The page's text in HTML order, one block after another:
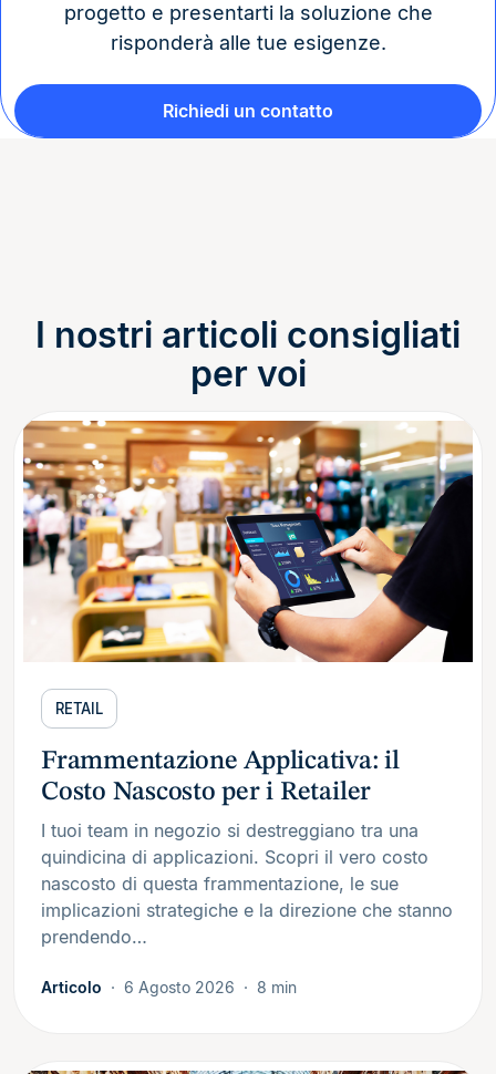
progetto e presentarti la soluzione che
risponderà alle tue esigenze.
Richiedi un contatto
I nostri articoli consigliati
per voi
RETAIL
Frammentazione Applicativa: il
Costo Nascosto per i Retailer
I tuoi team in negozio si destreggiano tra una
quindicina di applicazioni. Scopri il vero costo
nascosto di questa frammentazione, le sue
implicazioni strategiche e la direzione che stanno
prendendo…
Articolo 6 Agosto 2026 8 min